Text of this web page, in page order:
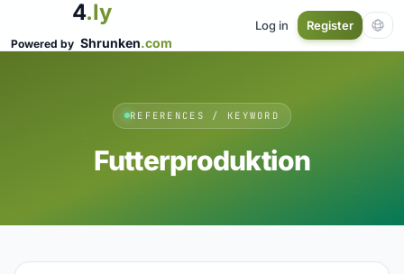
4.ly
Powered by Shrunken.com
Log in Register
REFERENCES / KEYWORD
Futterproduktion